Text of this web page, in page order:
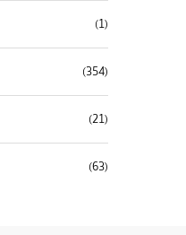
(1)
(354)
(21)
(63)